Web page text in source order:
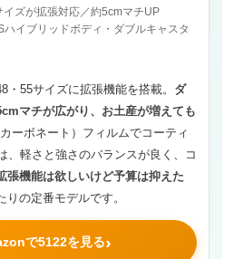
イズが拡張対応／約5cmマチUP
ハイブリッドボディ・ダブルキャスタ
・55サイズに拡張機能を搭載。 ダ
マチが広がり、お土産が増えても
ーボネート）フィルムでコーティ
、軽さと強さのバランスが良く、コ
張機能は欲しいけど予算は抑えた
りの定番モデルです。
で5122を見る